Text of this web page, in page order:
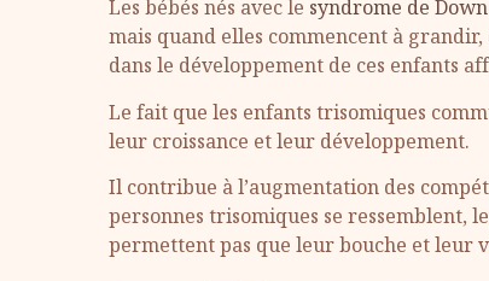
Les bébés nés avec le syndrome de Down
mais quand elles commencent à
dans le développement de ces enfants
Le fait que les enfants trisomiques
leur croissance et leur développement.
Il contribue à l’augmentation des
personnes trisomiques se ressemblent,
permettent pas que leur bouche et leur